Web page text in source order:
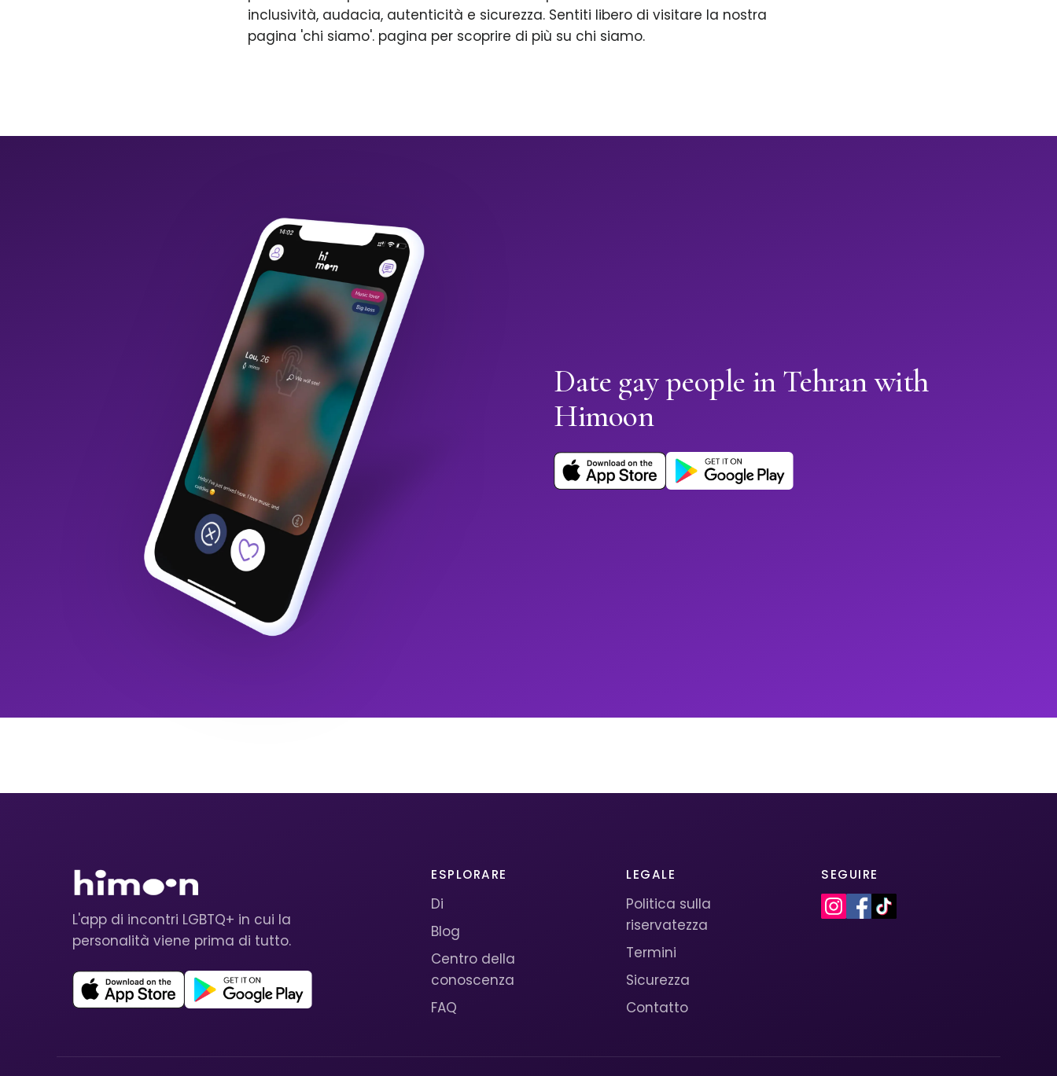
inclusività, audacia, autenticità e sicurezza. Sentiti libero di visitare la nostra
pagina 'chi siamo'. pagina per scoprire di più su chi siamo.
Date gay people in Tehran with
Himoon
L'app di incontri LGBTQ+ in cui la
personalità viene prima di tutto.
ESPLORARE
Di
Blog
Centro della
conoscenza
FAQ
LEGALE
Politica sulla
riservatezza
Termini
Sicurezza
Contatto
SEGUIRE